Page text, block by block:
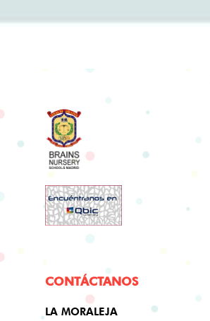
CONTÁCTANOS
LA MORALEJA